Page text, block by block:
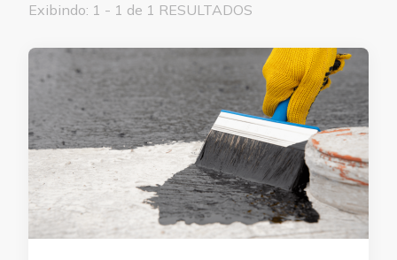
Exibindo: 1 - 1 de 1 RESULTADOS